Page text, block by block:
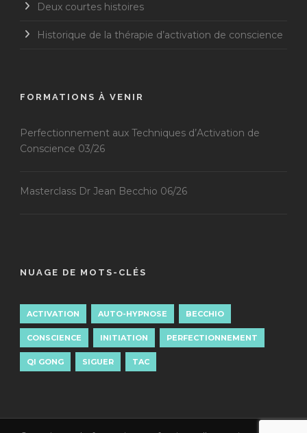
Deux courtes histoires
Historique de la thérapie d’activation de conscience
FORMATIONS À VENIR
Perfectionnement aux Techniques d’Activation de
Conscience 03/26
Masterclass Dr Jean Becchio 06/26
NUAGE DE MOTS-CLÉS
ACTIVATION AUTO-HYPNOSE BECCHIO
CONSCIENCE INITIATION PERFECTIONNEMENT
QI GONG SIGUER TAC